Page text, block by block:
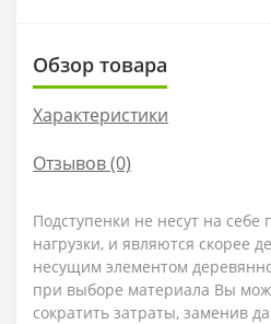
Обзор товара
Характеристики
Отзывов (0)
Подступенки не несут на себе
нагрузки, и являются скорее
несущим элементом
при выборе материала Вы
сократить затраты, заменив